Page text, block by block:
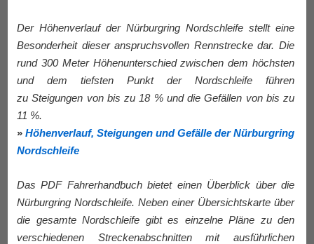
Der Höhenverlauf der Nürburgring Nordschleife stellt eine
Besonderheit dieser anspruchsvollen Rennstrecke dar. Die
rund 300 Meter Höhenunterschied zwischen dem höchsten
und dem tiefsten Punkt der Nordschleife führen
zu Steigungen von bis zu 18 % und die Gefällen von bis zu
11 %.
» Höhenverlauf, Steigungen und Gefälle der Nürburgring
Nordschleife
Das PDF Fahrerhandbuch bietet einen Überblick über die
Nürburgring Nordschleife. Neben einer Übersichtskarte über
die gesamte Nordschleife gibt es einzelne Pläne zu den
verschiedenen Streckenabschnitten mit ausführlichen